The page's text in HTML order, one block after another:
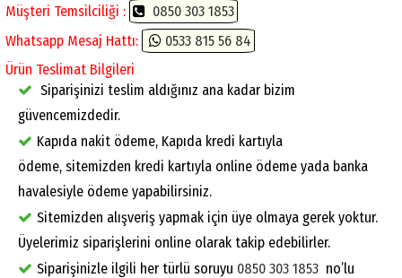
Müşteri Temsilciliği :
0850 303 1853
Whatsapp Mesaj Hattı:
0533 815 56 84
Ürün Teslimat Bilgileri
Siparişinizi teslim aldığınız ana kadar bizim
güvencemizdedir.
Kapıda nakit ödeme, Kapıda kredi kartıyla
ödeme, sitemizden kredi kartıyla online ödeme yada banka
havalesiyle ödeme yapabilirsiniz.
Sitemizden alışveriş yapmak için üye olmaya gerek yoktur.
Üyelerimiz siparişlerini online olarak takip edebilirler.
Siparişinizle ilgili her türlü soruyu 0850 303 1853 no’lu